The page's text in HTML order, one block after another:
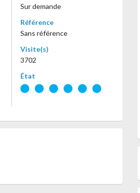
Sur demande
Référence
Sans référence
Visite(s)
3702
État